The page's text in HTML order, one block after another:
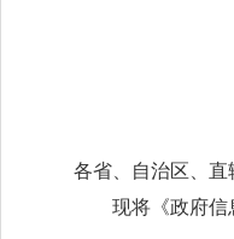
各省、自治区、
现将《政府信